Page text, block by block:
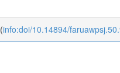
(info:doi/10.14894/